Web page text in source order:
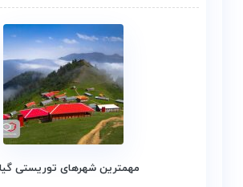
مهمترین شهرهای توریستی